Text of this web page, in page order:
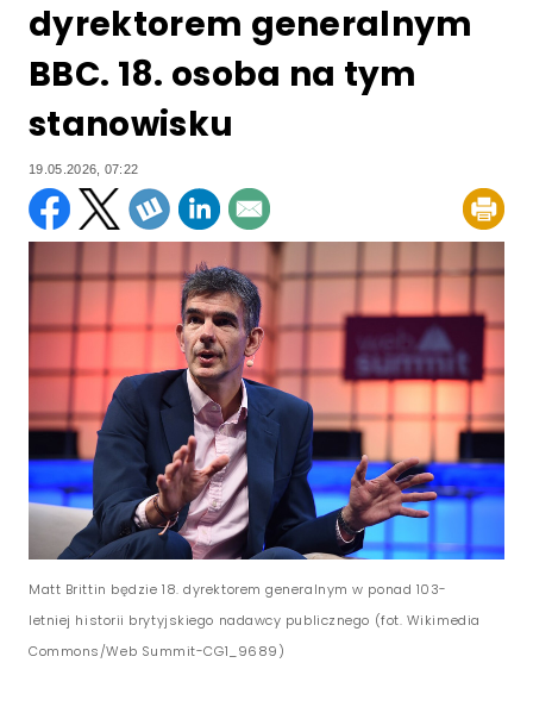
dyrektorem generalnym
BBC. 18. osoba na tym
stanowisku
19.05.2026, 07:22
Matt Brittin będzie 18. dyrektorem generalnym w ponad 103-
letniej historii brytyjskiego nadawcy publicznego (fot. Wikimedia
Commons/Web Summit-CG1_9689)